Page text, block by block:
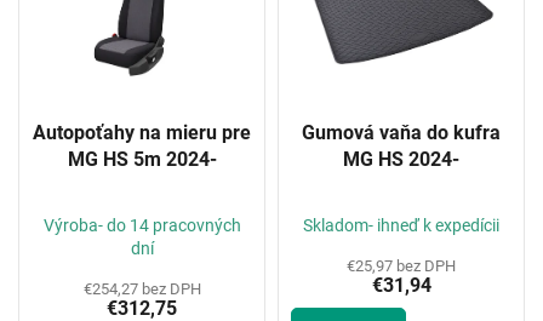
Autopoťahy na mieru pre
MG HS 5m 2024-
Výroba- do 14 pracovných
dní
€254,27 bez DPH
€312,75
Gumová vaňa do kufra
MG HS 2024-
Skladom- ihneď k expedícii
€25,97 bez DPH
€31,94